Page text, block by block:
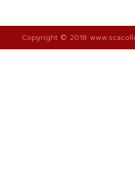
Copyright © 2018